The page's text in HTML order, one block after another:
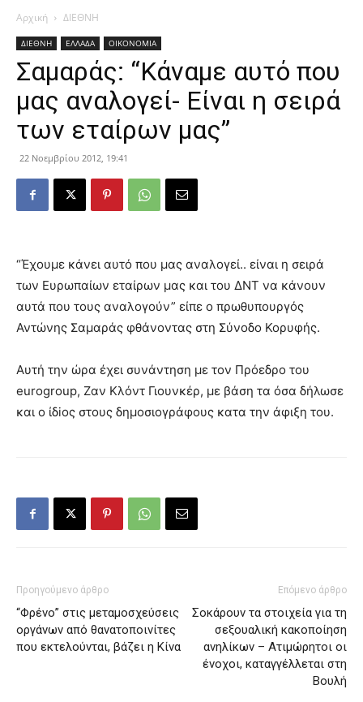
Αρχική ΔΙΕΘΝΗ
ΔΙΕΘΝΗ ΕΛΛΑΔΑ ΟΙΚΟΝΟΜΙΑ
Σαμαράς: “Κάναμε αυτό που
μας αναλογεί- Είναι η σειρά
των εταίρων μας”
22 Νοεμβρίου 2012, 19:41
“Έχουμε κάνει αυτό που μας αναλογεί.. είναι η σειρά
των Ευρωπαίων εταίρων μας και του ΔΝΤ να κάνουν
αυτά που τους αναλογούν” είπε ο πρωθυπουργός
Αντώνης Σαμαράς φθάνοντας στη Σύνοδο Κορυφής.
Αυτή την ώρα έχει συνάντηση με τον Πρόεδρο του
eurogroup, Ζαν Κλόντ Γιουνκέρ, με βάση τα όσα δήλωσε
και ο ίδioς στους δημοσιογράφους κατα την άφιξη του.
Προηγούμενο άρθρο
“Φρένο” στις μεταμοσχεύσεις
οργάνων από θανατοποινίτες
που εκτελούνται, βάζει η Κίνα
Επόμενο άρθρο
Σοκάρουν τα στοιχεία για τη
σεξουαλική κακοποίηση
ανηλίκων – Ατιμώρητοι οι
ένοχοι, καταγγέλλεται στη
Βουλή